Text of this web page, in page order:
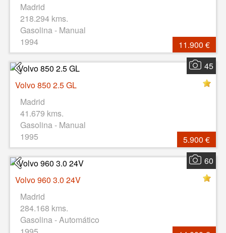
Madrid
218.294 kms.
Gasolina - Manual
1994
11.900 €
45
Volvo 850 2.5 GL
Madrid
41.679 kms.
Gasolina - Manual
1995
5.900 €
60
Volvo 960 3.0 24V
Madrid
284.168 kms.
Gasolina - Automático